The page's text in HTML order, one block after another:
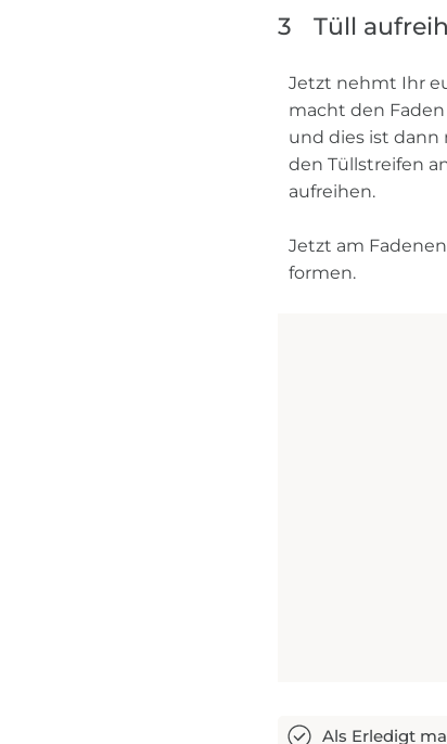
3 Tüll
Jetzt nehmt Ihr
macht den
und dies ist dann
den Tüllstreifen
aufreihen.
Jetzt am
formen.